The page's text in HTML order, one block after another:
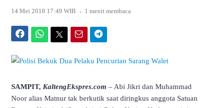
14 Mei 2018 17:49 WIB . 1 menit membaca
SAMPIT, KaltengEkspres.com – Abi Jikri dan Muhammad
Noor alias Matnur tak berkutik saat diringkus anggota Satuan